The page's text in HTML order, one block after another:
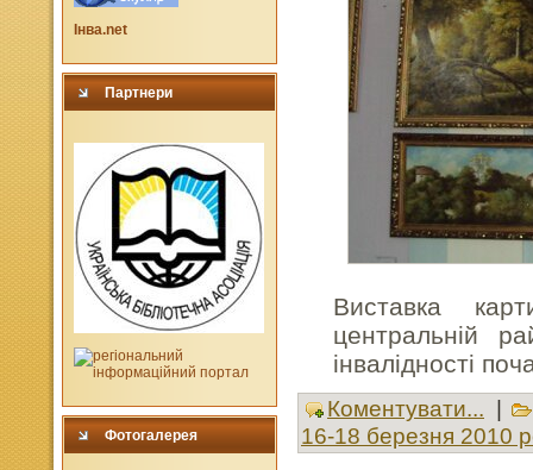
Інва.net
Партнери
Фотогалерея
Виставка
центральній
інвалідності
Коментувати...
16-18 березня 2010